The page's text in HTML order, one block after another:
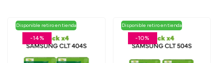
-14%
Disponible retiro en tienda
-10%
Disponible retiro en tienda